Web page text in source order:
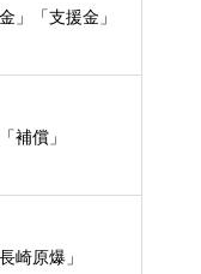
」「支援金」
補償」
崎原爆」